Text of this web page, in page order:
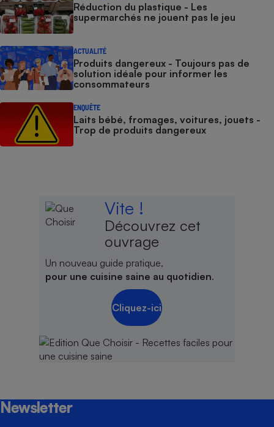
Réduction du plastique - Les
supermarchés ne jouent pas le jeu
ACTUALITÉ
Produits dangereux - Toujours pas de
solution idéale pour informer les
consommateurs
ENQUÊTE
Laits bébé, fromages, voitures, jouets -
Trop de produits dangereux
Vite !
Découvrez cet
ouvrage
Un nouveau guide pratique,
pour une cuisine saine au quotidien.
Cliquez-ici
Newsletter